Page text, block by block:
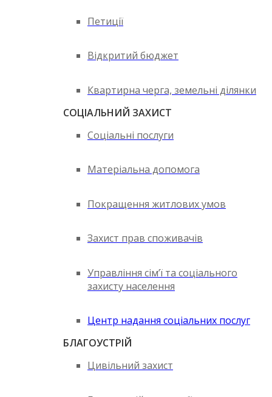
Петиції
Відкритий бюджет
Квартирна черга, земельні ділянки
СОЦІАЛЬНИЙ ЗАХИСТ
Соціальні послуги
Матеріальна допомога
Покращення житлових умов
Захист прав споживачів
Управління сім’ї та соціального
захисту населення
Центр надання соціальних послуг
БЛАГОУСТРІЙ
Цивільний захист